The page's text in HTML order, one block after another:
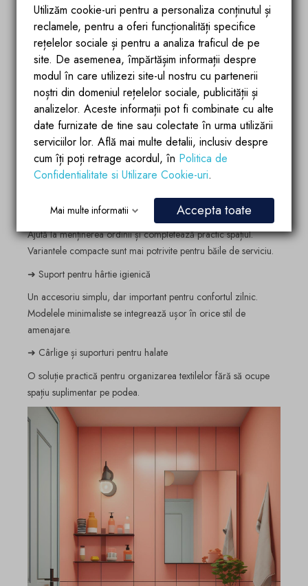
➜ Suport pentru prosoape
Păstrează prosoapele organizate și la îndemână. Variantele
compacte sau cele montate pe perete economisesc spațiu.
➜ Dozator pentru săpun
Contribuie la un aspect ordonat și ajută la organizarea zonei
lavoarului. Poți alege modele suspendate sau variante de blat.
➜ Etajere și rafturi compacte
Sunt utile pentru depozitarea produselor de igienă fără să
încarce încăperea. Modelele înguste funcționează foarte bine în
➜ Coș pentru rufe și coș pentru gunoi
Ajută la menținerea ordinii și completează practic spațiul.
Variantele compacte sunt mai potrivite pentru băile de serviciu.
➜ Suport pentru hârtie igienică
Un accesoriu simplu, dar important pentru confortul zilnic.
Modelele minimaliste se integrează ușor în orice stil de
amenajare.
➜ Cârlige și suporturi pentru halate
O soluție practică pentru organizarea textilelor fără să ocupe
spațiu suplimentar pe podea.
Utilizăm cookie-uri pentru a personaliza conținutul și
reclamele, pentru a oferi funcționalități specifice
rețelelor sociale și pentru a analiza traficul de pe
site. De asemenea, împărtășim informații despre
modul în care utilizezi site-ul nostru cu partenerii
noștri din domeniul rețelelor sociale, publicității și
analizelor. Aceste informații pot fi combinate cu alte
date furnizate de tine sau colectate în urma utilizării
serviciilor lor. Află mai multe detalii, inclusiv despre
cum îți poți retrage acordul, în Politica de
Confidentialitate si Utilizare Cookie-uri.
Mai multe informatii Accepta toate